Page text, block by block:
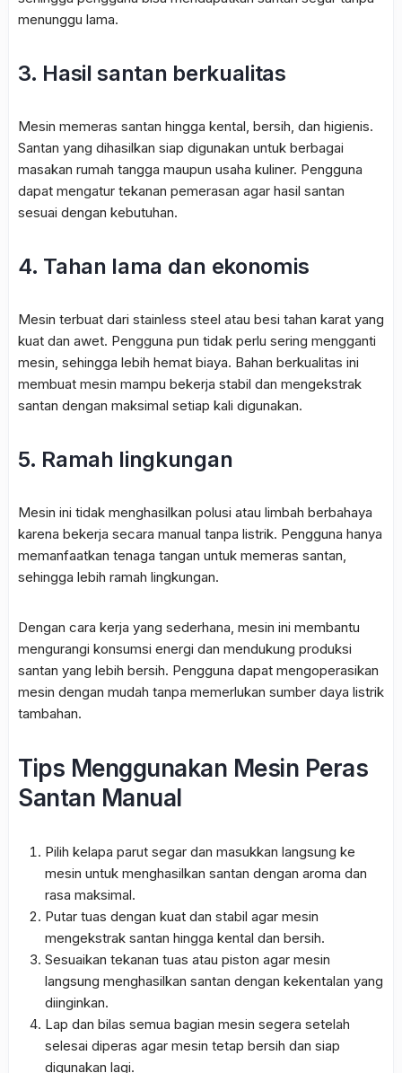
menunggu lama.
3. Hasil santan berkualitas
Mesin memeras santan hingga kental, bersih, dan higienis.
Santan yang dihasilkan siap digunakan untuk berbagai
masakan rumah tangga maupun usaha kuliner. Pengguna
dapat mengatur tekanan pemerasan agar hasil santan
sesuai dengan kebutuhan.
4. Tahan lama dan ekonomis
Mesin terbuat dari stainless steel atau besi tahan karat yang
kuat dan awet. Pengguna pun tidak perlu sering mengganti
mesin, sehingga lebih hemat biaya. Bahan berkualitas ini
membuat mesin mampu bekerja stabil dan mengekstrak
santan dengan maksimal setiap kali digunakan.
5. Ramah lingkungan
Mesin ini tidak menghasilkan polusi atau limbah berbahaya
karena bekerja secara manual tanpa listrik. Pengguna hanya
memanfaatkan tenaga tangan untuk memeras santan,
sehingga lebih ramah lingkungan.
Dengan cara kerja yang sederhana, mesin ini membantu
mengurangi konsumsi energi dan mendukung produksi
santan yang lebih bersih. Pengguna dapat mengoperasikan
mesin dengan mudah tanpa memerlukan sumber daya listrik
tambahan.
Tips Menggunakan Mesin Peras
Santan Manual
Pilih kelapa parut segar dan masukkan langsung ke
mesin untuk menghasilkan santan dengan aroma dan
rasa maksimal.
Putar tuas dengan kuat dan stabil agar mesin
mengekstrak santan hingga kental dan bersih.
Sesuaikan tekanan tuas atau piston agar mesin
langsung menghasilkan santan dengan kekentalan yang
diinginkan.
Lap dan bilas semua bagian mesin segera setelah
selesai diperas agar mesin tetap bersih dan siap
digunakan lagi.